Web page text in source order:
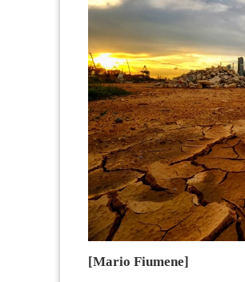
[Mario Fiumene]